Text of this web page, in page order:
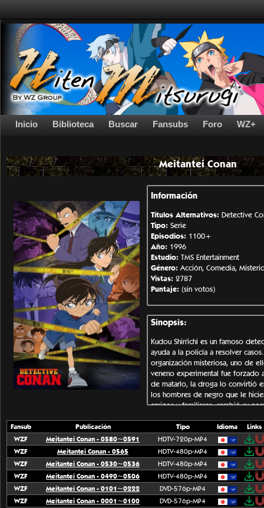
Inicio Biblioteca Buscar Fansubs Foro WZ+
Meitantei Conan
Información
Títulos Alternativos: Detective
Tipo: Serie
Episodios: 1100+
Año: 1996
Estudio: TMS Entertainment
Género: Acción, Comedia,
Vistas: 2787
Puntaje: (sin votos)
Sinopsis:
Kudou Shin'ichi es un famoso
ayuda a la policía a resolver
organización misteriosa, uno de
veneno experimental fue forzado
de matarlo, la droga lo convirtió
los hombres de negro que le
amigos y familiares, cambió su
y crímenes a través del
amigos y algunos artilugios
para él. Ahora, vive con su amiga
el detective Mouri Kogorou, sin
continúa su investigación sobre la
matarlo.
Fansub Publicación Tipo Idioma
Links
WZF
Meitantei Conan - 0580~0591
HDTV-720p-MP4
WZF
Meitantei Conan - 0565
HDTV-480p-MP4
WZF
Meitantei Conan - 0530~0536
HDTV-480p-MP4
WZF
Meitantei Conan - 0490~0506
HDTV-480p-MP4
WZF
Meitantei Conan - 0101~0222
DVD-576p-MP4
WZF
Meitantei Conan - 0001~0100 DVD-576p-MP4